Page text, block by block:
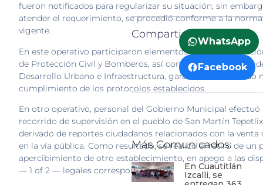
fueron notificados para regularizar su situación; sin
atender el requerimiento, se procedió conforme a la
vigente.
En este operativo participaron elementos de la
de Protección Civil y Bomberos, así como de la Dirección
Desarrollo Urbano e Infraestructura, garantizando en todo
cumplimiento de los protocolos establecidos.
En otro operativo, personal del Gobierno Municipal efectuó
recorrido de supervisión en el pueblo de San Martín
derivado de reportes ciudadanos relacionados con la venta
en la vía pública. Como resultado, se realizó el retiro de un
apercibimiento de otro establecimiento, en apego a las
— 1 of 2 — legales correspondientes.
Compartir:
WhatsApp
Facebook
Más Comunicados:
En Cuautitlán
Izcalli, se